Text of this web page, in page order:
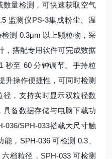
量检测，可快速获取空气
监测仪PS-3集成粉尘、温
测 0.3μm 以上颗粒物，采
，搭配专用软件可完成数据
秒至 60 分钟调节。手持粒
升操作便捷性，可同时检测
径，支持实时显示双粒径数
备数据存储与电脑下载功
036/SPH-033搭载大尺寸触
，SPH-036 可检测 0.3、
档粒径，SPH-033 可检测